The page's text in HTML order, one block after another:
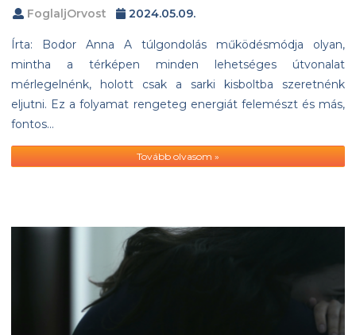
FoglaljOrvost 2024.05.09.
Írta: Bodor Anna A túlgondolás működésmódja olyan,
mintha a térképen minden lehetséges útvonalat
mérlegelnénk, holott csak a sarki kisboltba szeretnénk
eljutni. Ez a folyamat rengeteg energiát felemészt és más,
fontos…
Tovább olvasom »